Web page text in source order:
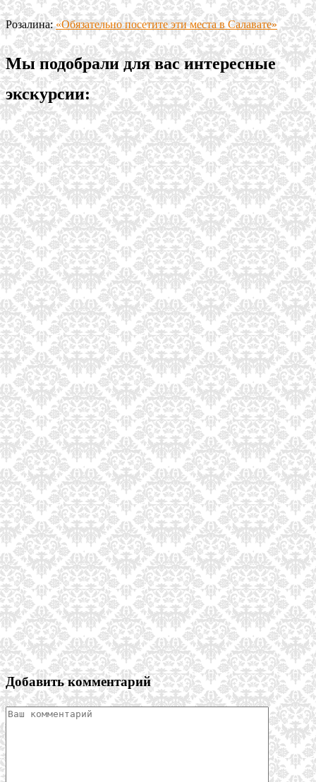
Розалина:«Обязательно посетите эти места в Салавате»
Мы подобрали для вас интересные
экскурсии:
Добавить комментарий